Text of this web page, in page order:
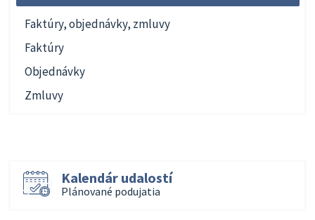
Faktúry, objednávky, zmluvy
Faktúry
Objednávky
Zmluvy
Kalendár udalostí
Plánované podujatia